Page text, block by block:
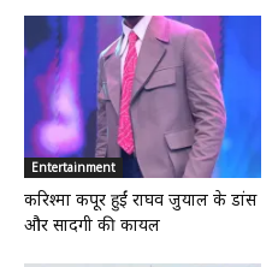
Entertainment
करिश्मा कपूर हुईं राघव जुयाल के डांस
और सादगी की कायल